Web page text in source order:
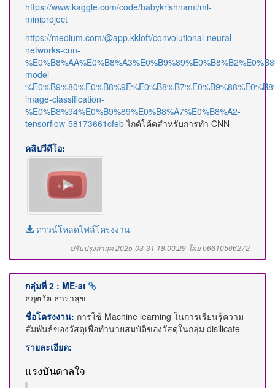
https://www.kaggle.com/code/babykrishnaml/ml-
miniproject
https://medium.com/@app.kkloft/convolutional-neural-
networks-cnn-
model-
image-classification-
%E0%B8%94%E0%B9%89%E0%B8%A7%E0%B8%A2-
tensorflow-58173661cfebไกด์โค้ดสำหรับการทำ CNN
คลิปวีดีโอ:
ดาวน์โหลดไฟล์โครงงาน
ปรับปรุงล่าสุด 2025-03-31 18:00:29 โดย b6610506272
กลุ่มที่ 2 : ME-at
ธฤตวัต ธาราสุข
ชื่อโครงงาน: การใช้ Machine learning ในการเรียนรู้ความ
สัมพันธ์ของวัสดุเพื่อทำนายสมบัติของวัสดุในกลุ่ม disilicate
รายละเอียด:
แรงบันดาลใจ